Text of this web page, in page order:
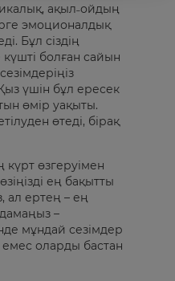
ақыл˗ойдың
эмоционалдық
Бұл сіздің
болған сайын
Қыз үшін бұл ересек
өмір уақыты.
өтеді, бірақ
күрт өзгеруімен
ең бақытты
ал ертең – ең
–
мұндай сезімдер
емес оларды бастан